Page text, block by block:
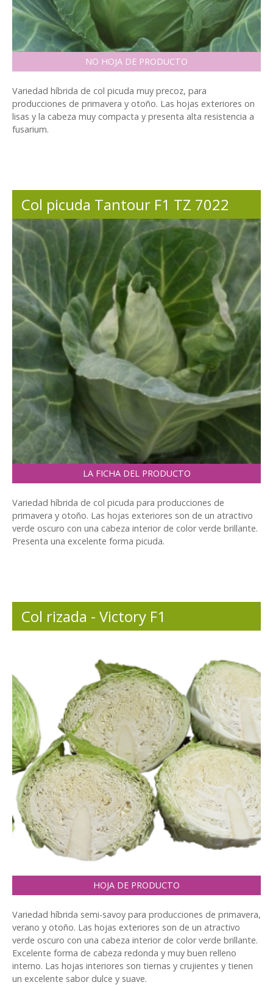
NO HOJA DE PRODUCTO
Variedad híbrida de col picuda muy precoz, para
producciones de primavera y otoño. Las hojas exteriores on
lisas y la cabeza muy compacta y presenta alta resistencia a
fusarium.
Col picuda Tantour F1 TZ 7022
LA FICHA DEL PRODUCTO
Variedad híbrida de col picuda para producciones de
primavera y otoño. Las hojas exteriores son de un atractivo
verde oscuro con una cabeza interior de color verde brillante.
Presenta una excelente forma picuda.
Col rizada - Victory F1
HOJA DE PRODUCTO
Variedad híbrida semi-savoy para producciones de primavera,
verano y otoño. Las hojas exteriores son de un atractivo
verde oscuro con una cabeza interior de color verde brillante.
Excelente forma de cabeza redonda y muy buen relleno
interno. Las hojas interiores son tiernas y crujientes y tienen
un excelente sabor dulce y suave.